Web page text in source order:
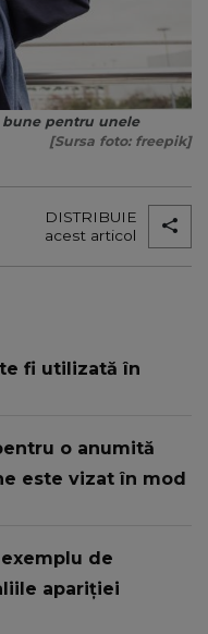
pentru unele
[Sursa foto: freepik]
DISTRIBUIE
acest articol
fi utilizată în
o anumită
este vizat în mod
de
apariției